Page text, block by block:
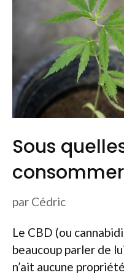
Sous
consommer
par Cédric
Le CBD (ou
beaucoup parler de
n’ait aucune